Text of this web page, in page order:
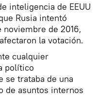
inteligencia de EEUU
Rusia intentó
de 2016,
la votación.
cualquier
político
se trataba de una
de asuntos internos